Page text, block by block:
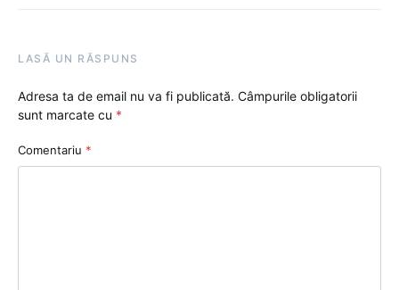
LASĂ UN RĂSPUNS
Adresa ta de email nu va fi publicată. Câmpurile obligatorii
sunt marcate cu *
Comentariu *